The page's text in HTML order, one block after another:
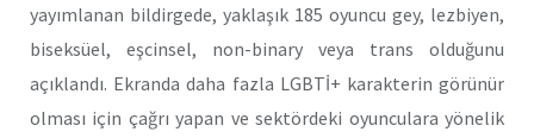
yayımlanan bildirgede, yaklaşık 185 oyuncu gey, lezbiyen,
biseksüel, eşcinsel, non-binary veya trans olduğunu
açıklandı. Ekranda daha fazla LGBTİ+ karakterin görünür
olması için çağrı yapan ve sektördeki oyunculara yönelik